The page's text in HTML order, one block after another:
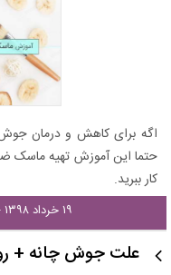
اگه برای کاهش و درمان
حتما این آموزش تهیه ماسک
کار ببرید.
۱۹ خرداد ۱۳۹۸ - ۱۱:۳۹
علت جوش چانه +